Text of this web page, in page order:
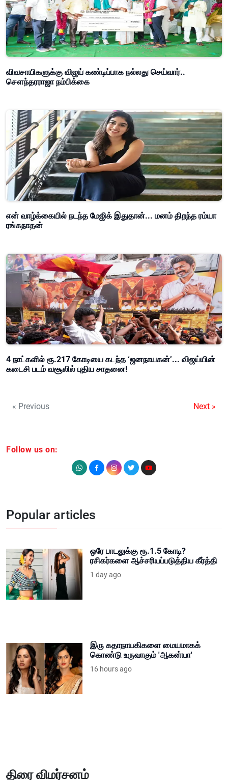
விவசாயிகளுக்கு விஜய் கண்டிப்பாக நல்லது செய்வார்..
சௌந்தரராஜா நம்பிக்கை
என் வாழ்க்கையில் நடந்த மேஜிக் இதுதான்... மனம் திறந்த ரம்யா
ரங்கநாதன்
4 நாட்களில் ரூ.217 கோடியை கடந்த ‘ஜனநாயகன்’... விஜய்யின்
கடைசி படம் வசூலில் புதிய சாதனை!
« Previous Next »
Follow us on:
Popular articles
ஒரே பாடலுக்கு ரூ.1.5 கோடி?
ரசிகர்களை ஆச்சரியப்படுத்திய கீர்த்தி
1 day ago
இரு கதாநாயகிகளை மையமாகக்
கொண்டு உருவாகும் 'ஆகன்யா'
16 hours ago
திரை விமர்சனம்